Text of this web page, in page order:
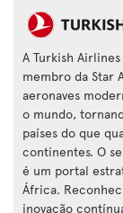
A Turkish
membro da Star
aeronaves
o mundo,
países do que
continentes. O
é um portal
África.
inovação